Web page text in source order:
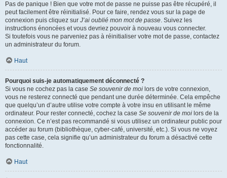
Pas de panique ! Bien que votre mot de passe ne puisse pas être récupéré, il
peut facilement être réinitialisé. Pour ce faire, rendez vous sur la page de
connexion puis cliquez sur J’ai oublié mon mot de passe. Suivez les
instructions énoncées et vous devriez pouvoir à nouveau vous connecter.
Si toutefois vous ne parveniez pas à réinitialiser votre mot de passe, contactez
un administrateur du forum.
Haut
Pourquoi suis-je automatiquement déconnecté ?
Si vous ne cochez pas la case Se souvenir de moi lors de votre connexion,
vous ne resterez connecté que pendant une durée déterminée. Cela empêche
que quelqu’un d’autre utilise votre compte à votre insu en utilisant le même
ordinateur. Pour rester connecté, cochez la case Se souvenir de moi lors de la
connexion. Ce n’est pas recommandé si vous utilisez un ordinateur public pour
accéder au forum (bibliothèque, cyber-café, université, etc.). Si vous ne voyez
pas cette case, cela signifie qu’un administrateur du forum a désactivé cette
fonctionnalité.
Haut